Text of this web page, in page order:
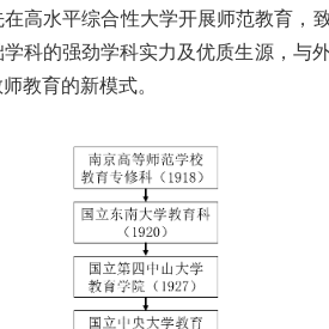
高水平综合性大学开展师范教育，
科的强劲学科实力及优质生源，与
教育的新模式。